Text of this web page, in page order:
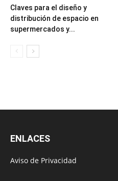
Claves para el diseño y
distribución de espacio en
supermercados y...
ENLACES
Aviso de Privacidad